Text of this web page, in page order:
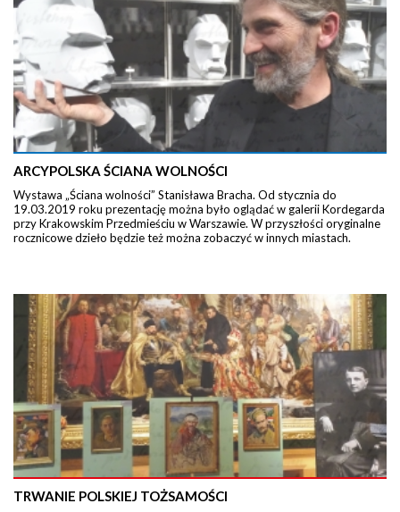
ARCYPOLSKA ŚCIANA WOLNOŚCI
Wystawa „Ściana wolności” Stanisława Bracha. Od stycznia do
19.03.2019 roku prezentację można było oglądać w galerii Kordegarda
przy Krakowskim Przedmieściu w Warszawie. W przyszłości oryginalne
rocznicowe dzieło będzie też można zobaczyć w innych miastach.
TRWANIE POLSKIEJ TOŻSAMOŚCI